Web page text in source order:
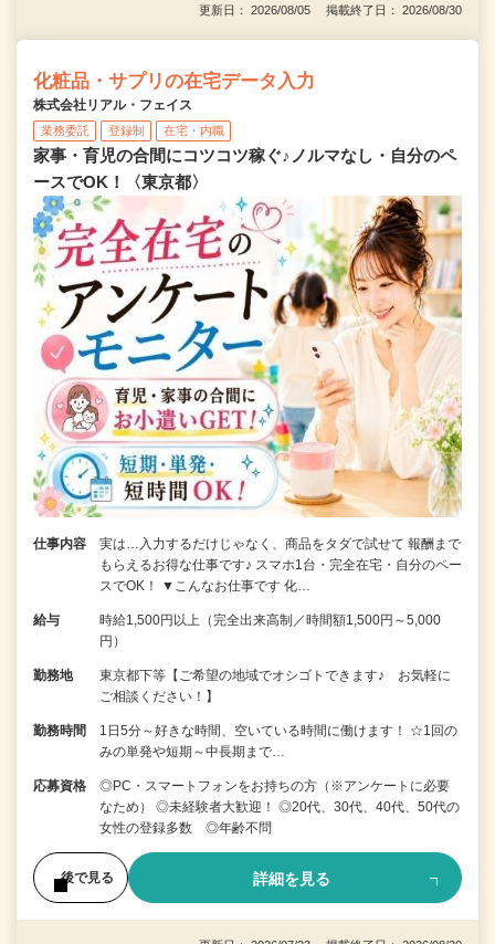
更新日： 2026/08/05 掲載終了日： 2026/08/30
化粧品・サプリの在宅データ入力
株式会社リアル・フェイス
業務委託 登録制 在宅・内職
家事・育児の合間にコツコツ稼ぐ♪ノルマなし・自分のペ
ースでOK！〈東京都〉
仕事内容
実は…入力するだけじゃなく、商品をタダで試せて 報酬まで
もらえるお得な仕事です♪ スマホ1台・完全在宅・自分のペー
スでOK！ ▼こんなお仕事です 化…
給与
時給1,500円以上（完全出来高制／時間額1,500円～5,000
円）
勤務地
東京都下等【ご希望の地域でオシゴトできます♪ お気軽に
ご相談ください！】
勤務時間
1日5分～好きな時間、空いている時間に働けます！ ☆1回の
みの単発や短期～中長期まで…
応募資格
◎PC・スマートフォンをお持ちの方（※アンケートに必要
なため） ◎未経験者大歓迎！ ◎20代、30代、40代、50代の
女性の登録多数 ◎年齢不問
後で見る 詳細を見る